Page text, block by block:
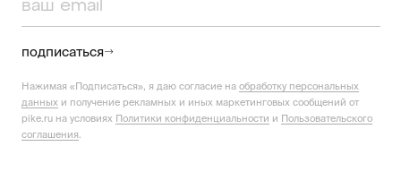
подписаться
Нажимая «Подписаться», я даю согласие на обработку персональных
данных и получение рекламных и иных маркетинговых сообщений от
pike.ru на условиях Политики конфиденциальности и Пользовательского
соглашения